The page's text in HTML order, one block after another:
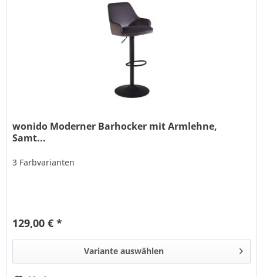
wonido Moderner Barhocker mit Armlehne,
Samt...
3 Farbvarianten
129,00 € *
Variante auswählen